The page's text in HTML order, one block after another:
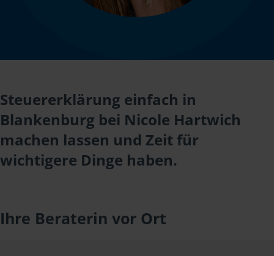
Steuererklärung einfach in
Blankenburg bei Nicole Hartwich
machen lassen und Zeit für
wichtigere Dinge haben.
Ihre Beraterin vor Ort